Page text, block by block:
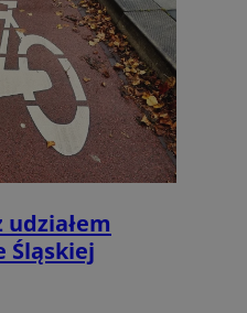
udziałem
Śląskiej